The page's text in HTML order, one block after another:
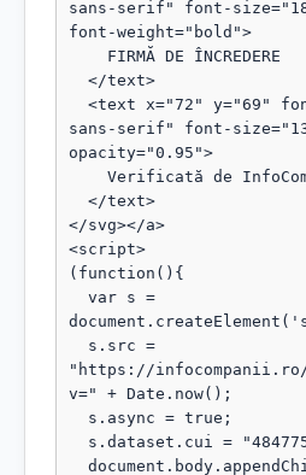
sans-serif" font-
font-weight="bold">
sans-serif" font-
opacity="0.95">
</svg></a>
<script>
(function(){
"https://
v=" + Date.now();